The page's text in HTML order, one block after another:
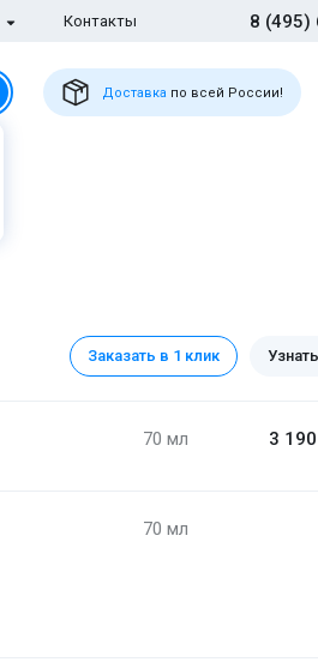
Контакты 8 (495)
Доставка по всей России!
Заказать в 1 клик
3
70 мл
70 мл